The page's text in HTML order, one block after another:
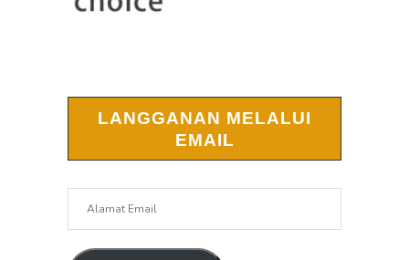
LANGGANAN MELALUI
EMAIL